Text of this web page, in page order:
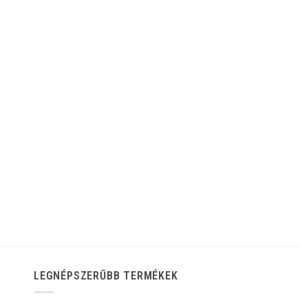
LEGNÉPSZERŰBB TERMÉKEK